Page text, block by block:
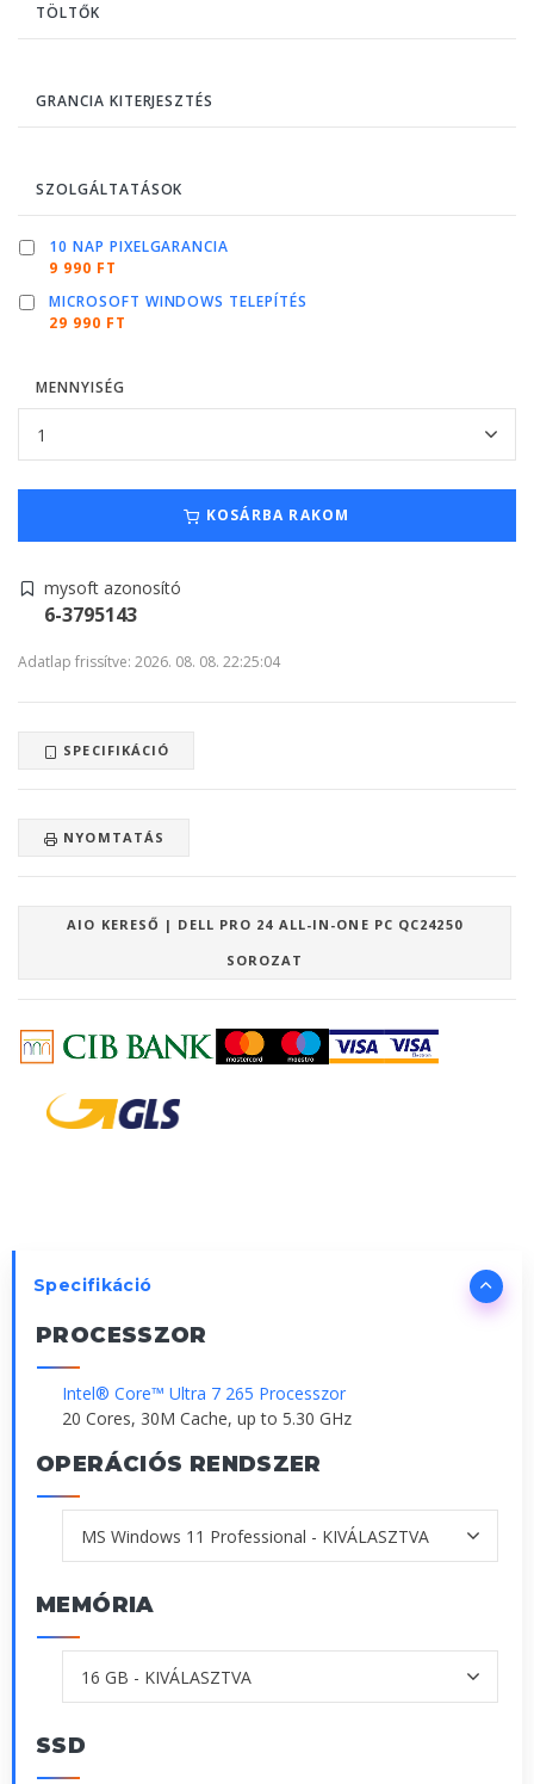
TÖLTŐK
GRANCIA KITERJESZTÉS
SZOLGÁLTATÁSOK
10 NAP PIXELGARANCIA
9 990 FT
MICROSOFT WINDOWS TELEPÍTÉS
29 990 FT
MENNYISÉG
KOSÁRBA RAKOM
mysoft azonosító
6-3795143
Adatlap frissítve: 2026. 08. 08. 22:25:04
SPECIFIKÁCIÓ
NYOMTATÁS
AIO KERESŐ | DELL PRO 24 ALL-IN-ONE PC QC24250
SOROZAT
Specifikáció
PROCESSZOR
Intel® Core™ Ultra 7 265 Processzor
20 Cores, 30M Cache, up to 5.30 GHz
OPERÁCIÓS RENDSZER
MEMÓRIA
SSD